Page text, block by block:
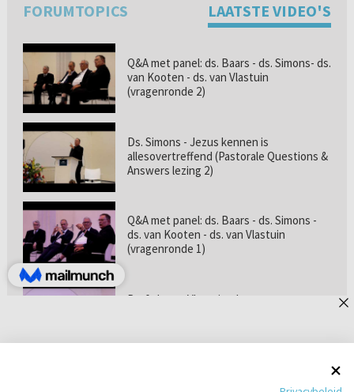
FORUMTOPICS LAATSTE VIDEO'S
Q&A met panel: ds. Baars - ds. Simons- ds.
van Kooten - ds. van Vlastuin
(vragenronde 2)
Ds. Simons - Jezus kennen is
allesovertreffend (Pastorale Questions &
Answers lezing 2)
Q&A met panel: ds. Baars - ds. Simons -
ds. van Kooten - ds. van Vlastuin
(vragenronde 1)
Prof. dr. van Vlastuin - Is